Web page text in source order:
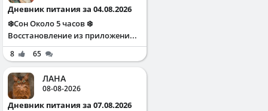
Дневник питания за 04.08.2026
❄️Сон Около 5 часов ❄️
Восстановление из приложени...
8 65
ЛАНА
08-08-2026
Дневник питания за 07.08.2026